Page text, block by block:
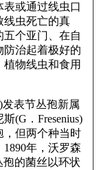
表或通过线虫口
线虫死亡的真
个亚门、在自
防治起着极好的
物线虫和食用
发表节丛孢新属
(G．Fresenius)
，但两个种当时
年，沃罗森
孢的菌丝以环状